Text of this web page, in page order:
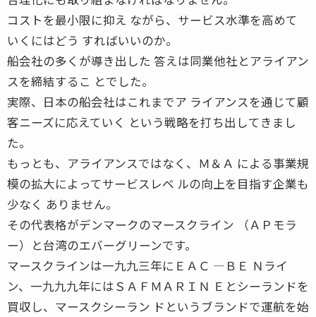
コストを最小限に抑え ながら、サービス水準を高めて
いくにはどう すればいいのか。
船会社の多くが導き出した 答えは同業他社とアライアン
スを締結するこ とでした。
実際、日本の船会社はこれまでア ライアンスを通じて顧
客ニーズに応えていく という戦略を打ち出してきまし
た。
もっとも、アライアンスではなく、Ｍ＆Ａ による事業規
模の拡大によってサービスレベ ルの向上を目指す企業も
少なく ありません。
その代表格がデンマークのマースクライン （ＡＰモラ
ー）と台湾のエバーグリーンです。
マースクラインは一九九三年にＥＡＣ ―ＢＥ Ｎライ
ン、一九九九年にはＳＡＦＭＡＲＩＮ Ｅとシーランドを
買収し、マースクシーラン ドというブランドで運航を始